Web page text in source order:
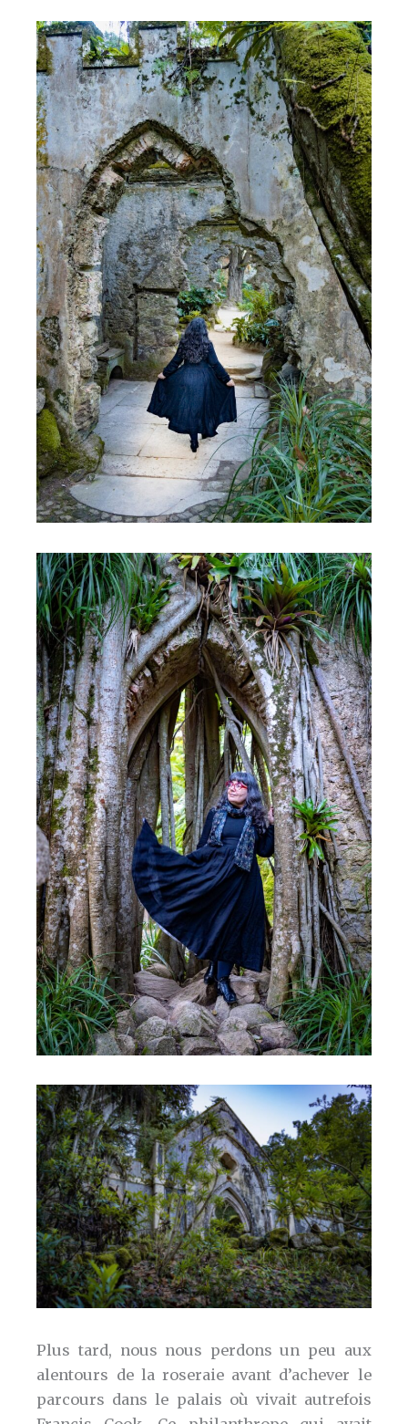
Plus tard, nous nous perdons un peu aux
alentours de la roseraie avant d’achever le
parcours dans le palais où vivait autrefois